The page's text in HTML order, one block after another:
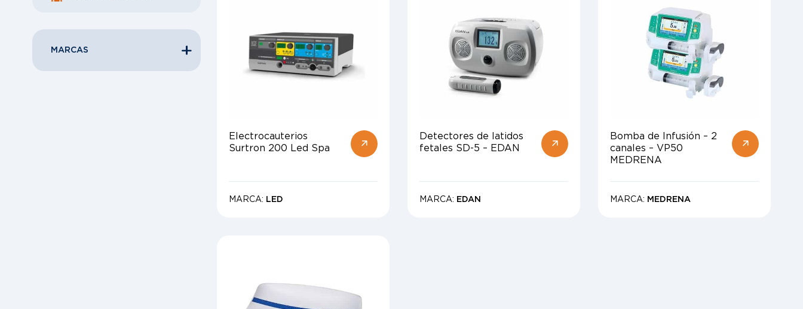
MARCAS
Electrocauterios
Surtron 200 Led Spa
MARCA: LED
Detectores de latidos
fetales SD-5 – EDAN
MARCA: EDAN
Bomba de Infusión – 2
canales – VP50
MEDRENA
MARCA: MEDRENA